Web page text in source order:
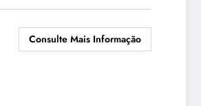
Consulte Mais Informação